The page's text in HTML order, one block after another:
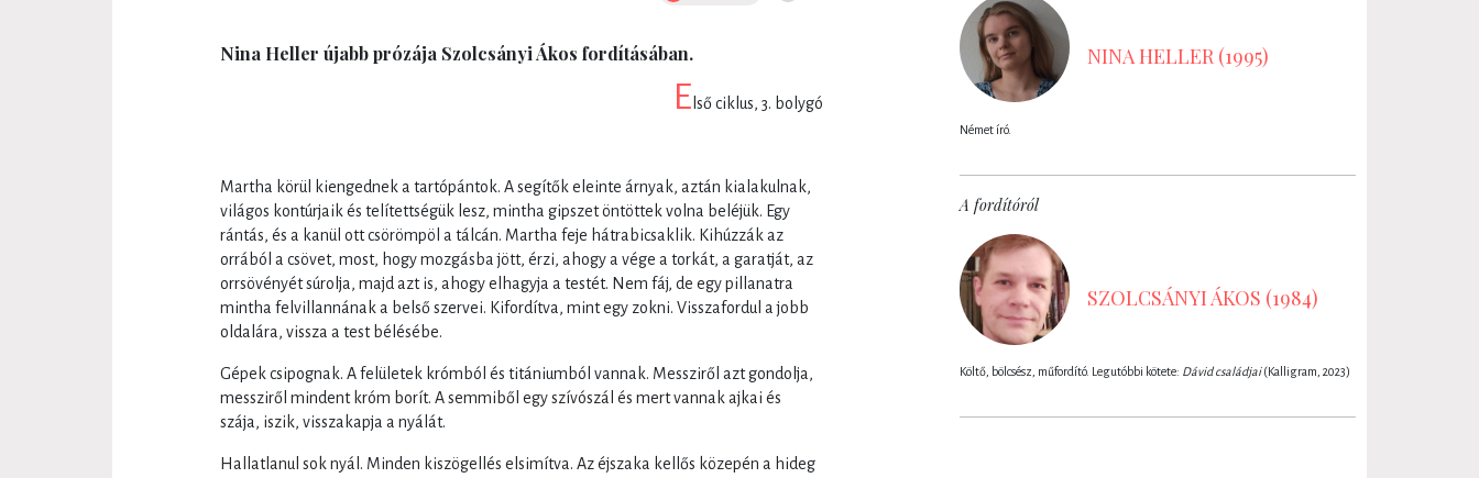
Nina Heller újabb prózája Szolcsányi Ákos fordításában.
E lső ciklus, 3. bolygó
Martha körül kiengednek a tartópántok. A segítők eleinte árnyak, aztán kialakulnak,
világos kontúrjaik és telítettségük lesz, mintha gipszet öntöttek volna beléjük. Egy
rántás, és a kanül ott csörömpöl a tálcán. Martha feje hátrabicsaklik. Kihúzzák az
orrából a csövet, most, hogy mozgásba jött, érzi, ahogy a vége a torkát, a garatját, az
orrsövényét súrolja, majd azt is, ahogy elhagyja a testét. Nem fáj, de egy pillanatra
mintha felvillannának a belső szervei. Kifordítva, mint egy zokni. Visszafordul a jobb
oldalára, vissza a test bélésébe.
Gépek csipognak. A felületek krómból és titániumból vannak. Messziről azt gondolja,
messziről mindent króm borít. A semmiből egy szívószál és mert vannak ajkai és
szája, iszik, visszakapja a nyálát.
Hallatlanul sok nyál. Minden kiszögellés elsimítva. Az éjszaka kellős közepén a hideg
NINA HELLER (1995)
Német író.
A fordítóról
SZOLCSÁNYI ÁKOS (1984)
Költő, bölcsész, műfordító. Legutóbbi kötete: Dávid családjai(Kalligram, 2023)